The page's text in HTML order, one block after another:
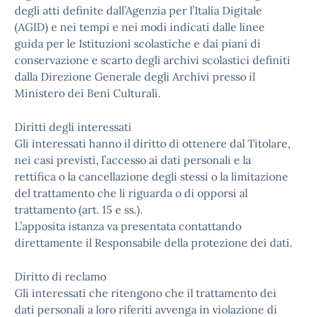
degli atti definite dall’Agenzia per l’Italia Digitale
(AGID) e nei tempi e nei modi indicati dalle linee
guida per le Istituzioni scolastiche e dai piani di
conservazione e scarto degli archivi scolastici definiti
dalla Direzione Generale degli Archivi presso il
Ministero dei Beni Culturali.
Diritti degli interessati
Gli interessati hanno il diritto di ottenere dal Titolare,
nei casi previsti, l’accesso ai dati personali e la
rettifica o la cancellazione degli stessi o la limitazione
del trattamento che li riguarda o di opporsi al
trattamento (art. 15 e ss.).
L’apposita istanza va presentata contattando
direttamente il Responsabile della protezione dei dati.
Diritto di reclamo
Gli interessati che ritengono che il trattamento dei
dati personali a loro riferiti avvenga in violazione di